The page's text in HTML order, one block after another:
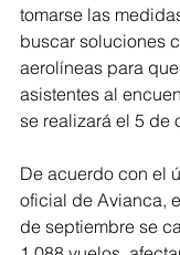
tomarse las
buscar soluciones
aerolíneas para
asistentes al
se realizará el 5 de
De acuerdo con el
oficial de Avianca,
de septiembre se